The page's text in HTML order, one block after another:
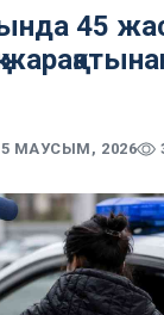
45
МАУСЫМ, 2026